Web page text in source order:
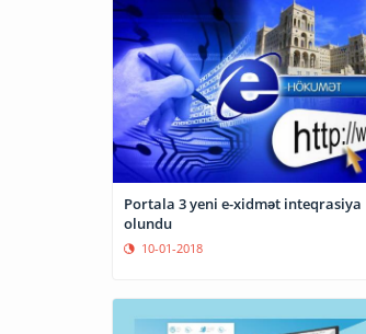
Portala 3 yeni e-xidmət inteqrasiya
olundu
10-01-2018